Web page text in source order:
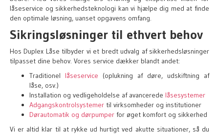
låseservice og sikkerhedsteknologi kan vi hjælpe dig med at finde
den optimale løsning, uanset opgavens omfang.
Sikringsløsninger til ethvert behov
Hos Duplex Låse tilbyder vi et bredt udvalg af sikkerhedsløsninger
tilpasset dine behov. Vores service dækker blandt andet:
Traditionel låseservice (oplukning af døre, udskiftning af
låse, osv.)
Installation og vedligeholdelse af avancerede låsesystemer
Adgangskontrolsystemer til virksomheder og institutioner
Dørautomatik og dørpumper for øget komfort og sikkerhed
Vi er altid klar til at rykke ud hurtigt ved akutte situationer, så du